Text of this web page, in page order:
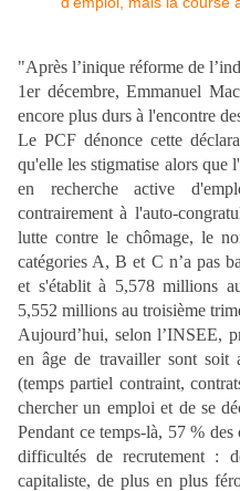
"Après l’inique réforme de
1er décembre, Emmanuel
encore plus durs à l'encontre
Le PCF dénonce cette
qu'elle les stigmatise alors que
en recherche active
contrairement à l'auto-
lutte contre le chômage, le
catégories A, B et C n’a pas
et s'établit à 5,578 millions
5,552 millions au troisième
Aujourd’hui, selon l’INSEE,
en âge de travailler sont soit
(temps partiel contraint,
chercher un emploi et de se
Pendant ce temps-là, 57 % des
difficultés de recrutement :
capitaliste, de plus en plus